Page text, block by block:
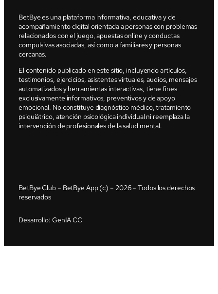
BetBye es una plataforma informativa, educativa y de
acompañamiento digital orientada a personas con problemas
relacionados con el juego, apuestas online y conductas
compulsivas asociadas, así como a familiares y personas
cercanas.
El contenido publicado en este sitio, incluyendo artículos,
testimonios, ejercicios, asistentes virtuales, audios, mensajes
automatizados y herramientas interactivas, tiene fines
exclusivamente informativos, preventivos y de apoyo
emocional. No constituye diagnóstico médico, tratamiento
psiquiátrico, atención psicológica individual ni reemplaza la
intervención de profesionales de la salud mental.
BetBye Club – BetBye App (c) – 2026 – Todos los derechos
reservados
Desarrollo: GenIA CC